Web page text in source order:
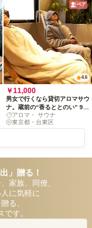
ペア
4.6
￥11,000
男女で行くなら貸切アロマサウ
ナ。蔵前の“香るととのい” 90
分アロマ・ サウナ
東京都・台東区
」贈る！
家族、同僚、
に気軽に
る、
す。